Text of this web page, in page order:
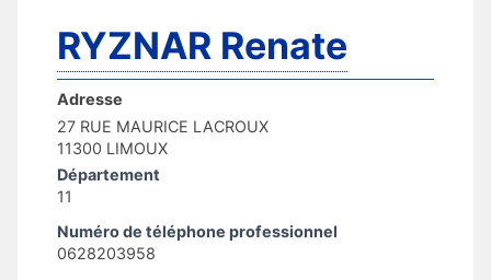
RYZNAR Renate
Adresse
27 RUE MAURICE LACROUX
11300 LIMOUX
Département
11
Numéro de téléphone professionnel
0628203958